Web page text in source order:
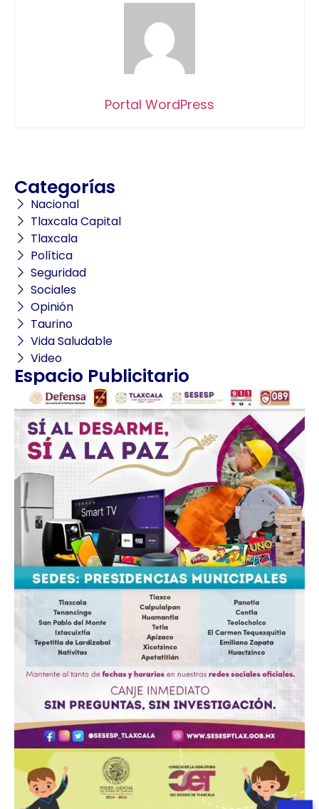
Portal WordPress
Categorías
Nacional
Tlaxcala Capital
Tlaxcala
Política
Seguridad
Sociales
Opinión
Taurino
Vida Saludable
Video
Espacio Publicitario